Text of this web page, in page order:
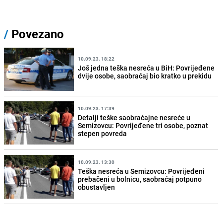
/ Povezano
10.09.23. 18:22
Još jedna teška nesreća u BiH: Povrijeđene
dvije osobe, saobraćaj bio kratko u prekidu
10.09.23. 17:39
Detalji teške saobraćajne nesreće u
Semizovcu: Povrijeđene tri osobe, poznat
stepen povreda
10.09.23. 13:30
Teška nesreća u Semizovcu: Povrijeđeni
prebačeni u bolnicu, saobraćaj potpuno
obustavljen